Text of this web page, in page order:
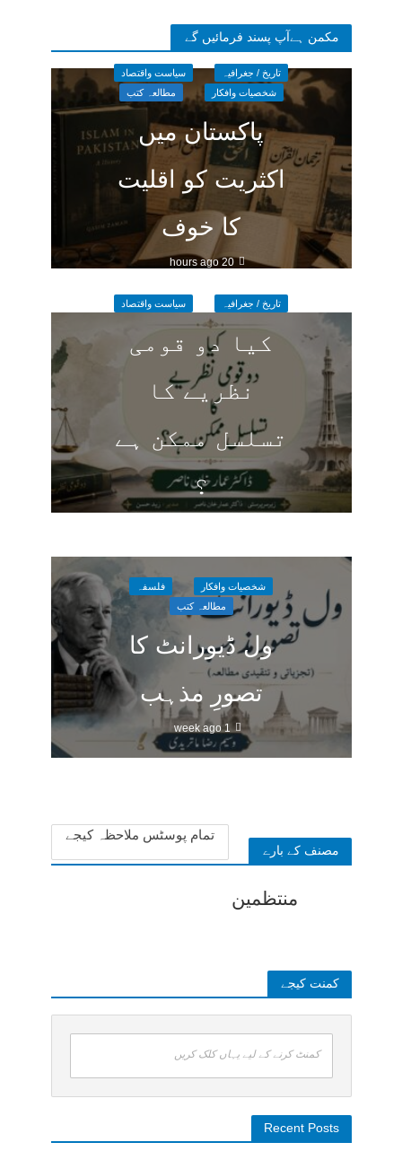
مکمن ہےآپ پسند فرمائیں گے
تاریخ / جغرافیہ
سیاست واقتصاد
شخصیات وافکار
مطالعہ کتب
پاکستان میں
اکثریت کو اقلیت
کا خوف
20 hours ago
تاریخ / جغرافیہ سیاست واقتصاد
کیا دو قومی
نظریے کا
تسلسل ممکن ہے
؟
شخصیات وافکار
فلسفہ
مطالعہ کتب
ول ڈیورانٹ کا
تصورِ مذہب
1 week ago
مصنف کے بارے
تمام پوسٹس ملاحظہ کیجے
منتظمین
کمنت کیجے
کمنٹ کرنے کے لیے یہاں کلک کریں
Recent Posts